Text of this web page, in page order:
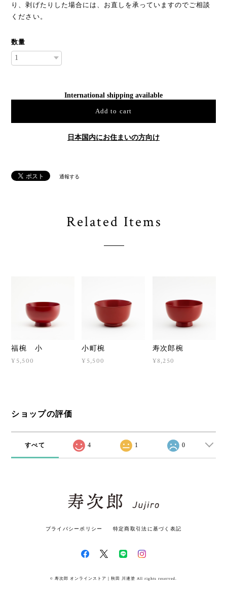
り、剥げたりした場合には、お直しを承っていますのでご相談
ください。
数量
International shipping available
Add to cart
日本国内にお住まいの方向け
通報する
Related Items
福椀 小
¥5,500
小町椀
¥5,500
寿次郎椀
¥8,250
ショップの評価
すべて 4 1 0
プライバシーポリシー 特定商取引法に基づく表記
© 寿次郎 オンラインストア｜秋田 川連塗 All rights reserved.